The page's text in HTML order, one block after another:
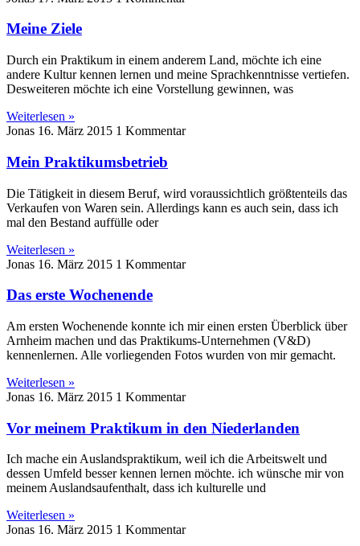
Meine Ziele
Durch ein Praktikum in einem anderem Land, möchte ich eine
andere Kultur kennen lernen und meine Sprachkenntnisse vertiefen.
Desweiteren möchte ich eine Vorstellung gewinnen, was
Weiterlesen »
Jonas 16. März 2015 1 Kommentar
Mein Praktikumsbetrieb
Die Tätigkeit in diesem Beruf, wird voraussichtlich größtenteils das
Verkaufen von Waren sein. Allerdings kann es auch sein, dass ich
mal den Bestand auffülle oder
Weiterlesen »
Jonas 16. März 2015 1 Kommentar
Das erste Wochenende
Am ersten Wochenende konnte ich mir einen ersten Überblick über
Arnheim machen und das Praktikums-Unternehmen (V&D)
kennenlernen. Alle vorliegenden Fotos wurden von mir gemacht.
Weiterlesen »
Jonas 16. März 2015 1 Kommentar
Vor meinem Praktikum in den Niederlanden
Ich mache ein Auslandspraktikum, weil ich die Arbeitswelt und
dessen Umfeld besser kennen lernen möchte. ich wünsche mir von
meinem Auslandsaufenthalt, dass ich kulturelle und
Weiterlesen »
Jonas 16. März 2015 1 Kommentar